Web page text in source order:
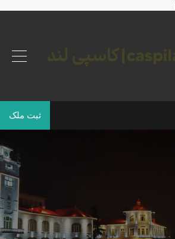
ثبت ملک